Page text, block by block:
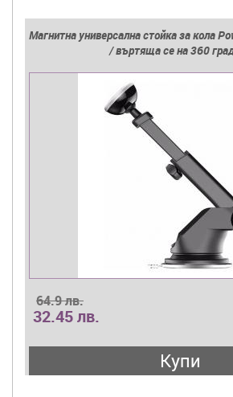
Магнитна универсална стойка за кола
/ въртяща се на 360
64.9 лв.
32.45 лв.
Купи